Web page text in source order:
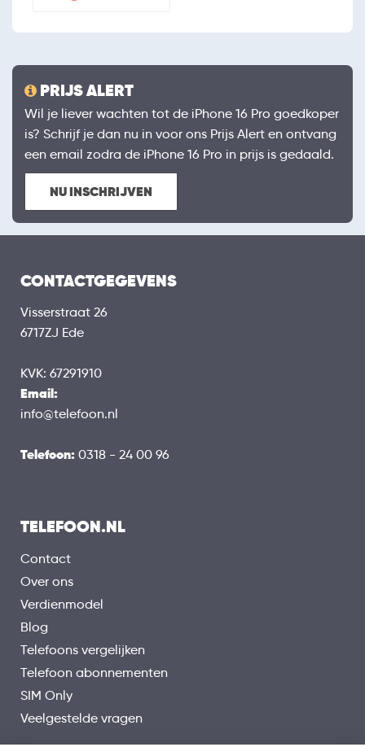
PRIJS ALERT
Wil je liever wachten tot de iPhone 16 Pro goedkoper
is? Schrijf je dan nu in voor ons Prijs Alert en ontvang
een email zodra de iPhone 16 Pro in prijs is gedaald.
NU INSCHRIJVEN
CONTACTGEGEVENS
Visserstraat 26
6717ZJ Ede
KVK: 67291910
Email:
info@telefoon.nl
Telefoon: 0318 - 24 00 96
TELEFOON.NL
Contact
Over ons
Verdienmodel
Blog
Telefoons vergelijken
Telefoon abonnementen
SIM Only
Veelgestelde vragen